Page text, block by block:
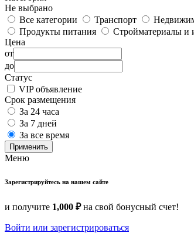
Не выбрано
Все категории
Транспорт
Продукты питания
Стройматериалы и
Цена
от
до
Статус
VIP объявление
Срок размещения
За 24 часа
За 7 дней
За все время
Применить
Меню
Зарегистрируйтесь на нашем сайте
и получите 1,000 ₽на свой бонусный счет!
Войти или зарегистрироваться